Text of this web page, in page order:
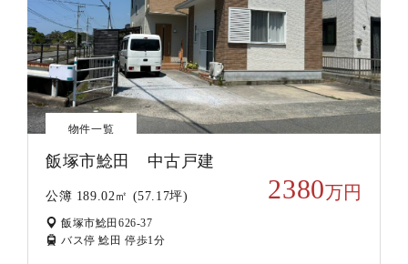
物件一覧
飯塚市鯰田 中古戸建
公簿 189.02㎡ (57.17坪) 2380万円
飯塚市鯰田626-37
バス停 鯰田 停歩1分